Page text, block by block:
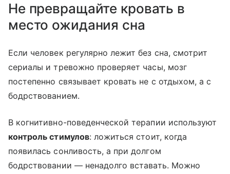
Не превращайте кровать в
место ожидания сна
Если человек регулярно лежит без сна, смотрит
сериалы и тревожно проверяет часы, мозг
постепенно связывает кровать не с отдыхом, а с
бодрствованием.
В когнитивно-поведенческой терапии используют
контроль стимулов: ложиться стоит, когда
появилась сонливость, а при долгом
бодрствовании — ненадолго вставать. Можно